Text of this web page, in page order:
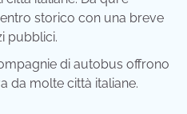
storico con una breve
pubblici.
di autobus offrono
da molte città italiane.